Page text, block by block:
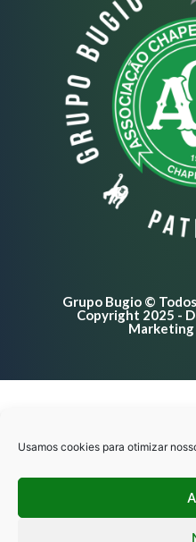
Usamos cookies para otimizar
Grupo Bugio ©
Copyright 2025 -